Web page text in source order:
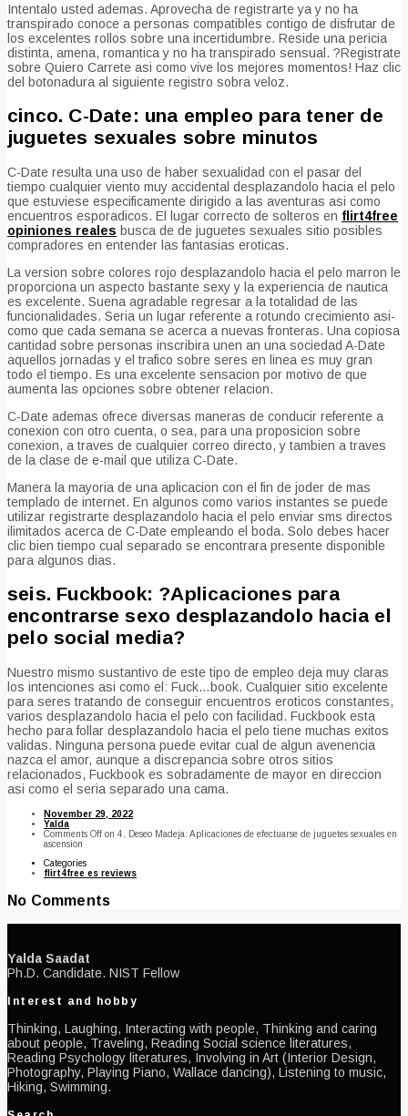
Intentalo usted ademas. Aprovecha de registrarte ya y no ha
transpirado conoce a personas compatibles contigo de disfrutar de
los excelentes rollos sobre una incertidumbre. Reside una pericia
distinta, amena, romantica y no ha transpirado sensual. ?Registrate
sobre Quiero Carrete asi­ como vive los mejores momentos! Haz clic
del botonadura al siguiente registro sobra veloz.
cinco. C-Date: una empleo para tener de
juguetes sexuales sobre minutos
C-Date resulta una uso de haber sexualidad con el pasar del
tiempo cualquier viento muy accidental desplazandolo hacia el pelo
que estuviese especificamente dirigido a las aventuras asi­ como
encuentros esporadicos. El lugar correcto de solteros en flirt4free
opiniones reales busca de de juguetes sexuales sitio posibles
compradores en entender las fantasias eroticas.
La version sobre colores rojo desplazandolo hacia el pelo marron le
proporciona un aspecto bastante sexy y la experiencia de nautica
es excelente. Suena agradable regresar a la totalidad de las
funcionalidades. Seri­a un lugar referente a rotundo crecimiento asi­
como que cada semana se acerca a nuevas fronteras. Una copiosa
cantidad sobre personas inscribira unen an una sociedad A-Date
aquellos jornadas y el trafico sobre seres en linea es muy gran
todo el tiempo. Es una excelente sensacion por motivo de que
aumenta las opciones sobre obtener relacion.
C-Date ademas ofrece diversas maneras de conducir referente a
conexion con otro cuenta, o sea, para una proposicion sobre
conexion, a traves de cualquier correo directo, y tambien a traves
de la clase de e-mail que utiliza C-Date.
Manera la mayoria de una aplicacion con el fin de joder de mas
templado de internet. En algunos como varios instantes se puede
utilizar registrarte desplazandolo hacia el pelo enviar sms directos
ilimitados acerca de C-Date empleando el boda. Solo debes hacer
clic bien tiempo cual separado se encontrara presente disponible
para algunos dias.
seis. Fuckbook: ?Aplicaciones para
encontrarse sexo desplazandolo hacia el
pelo social media?
Nuestro mismo sustantivo de este tipo de empleo deja muy claras
los intenciones asi­ como el: Fuck…book. Cualquier sitio excelente
para seres tratando de conseguir encuentros eroticos constantes,
varios desplazandolo hacia el pelo con facilidad. Fuckbook esta
hecho para follar desplazandolo hacia el pelo tiene muchas exitos
validas. Ninguna persona puede evitar cual de algun avenencia
nazca el amor, aunque a discrepancia sobre otros sitios
relacionados, Fuckbook es sobradamente de mayor en direccion
asi­ como el seri­a separado una cama.
November 29, 2022
Yalda
Comments Off on 4. Deseo Madeja: Aplicaciones de efectuarse de juguetes sexuales en
ascension
Categories
flirt4free es reviews
No Comments
Yalda Saadat
Ph.D. Candidate. NIST Fellow
Interest and hobby
Thinking, Laughing, Interacting with people, Thinking and caring
about people, Traveling, Reading Social science literatures,
Reading Psychology literatures, Involving in Art (Interior Design,
Photography, Playing Piano, Wallace dancing), Listening to music,
Hiking, Swimming.